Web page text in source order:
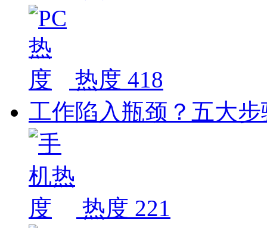
热度 418
工作陷入瓶颈？五大
热度 221